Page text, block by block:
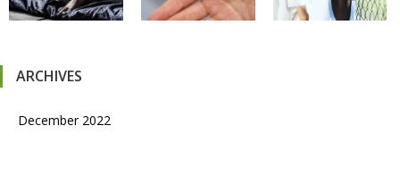
ARCHIVES
December 2022